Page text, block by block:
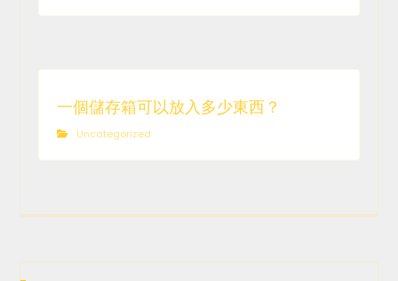
一個儲存箱可以放入多少東西？
Uncategorized